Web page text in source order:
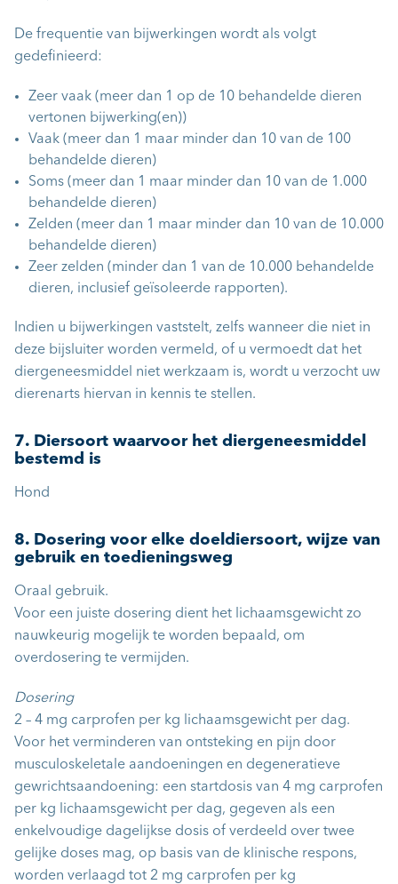
De frequentie van bijwerkingen wordt als volgt
gedefinieerd:
Zeer vaak (meer dan 1 op de 10 behandelde dieren
vertonen bijwerking(en))
Vaak (meer dan 1 maar minder dan 10 van de 100
behandelde dieren)
Soms (meer dan 1 maar minder dan 10 van de 1.000
behandelde dieren)
Zelden (meer dan 1 maar minder dan 10 van de 10.000
behandelde dieren)
Zeer zelden (minder dan 1 van de 10.000 behandelde
dieren, inclusief geïsoleerde rapporten).
Indien u bijwerkingen vaststelt, zelfs wanneer die niet in
deze bijsluiter worden vermeld, of u vermoedt dat het
diergeneesmiddel niet werkzaam is, wordt u verzocht uw
dierenarts hiervan in kennis te stellen.
7. Diersoort waarvoor het diergeneesmiddel
bestemd is
Hond
8. Dosering voor elke doeldiersoort, wijze van
gebruik en toedieningsweg
Oraal gebruik.
Voor een juiste dosering dient het lichaamsgewicht zo
nauwkeurig mogelijk te worden bepaald, om
overdosering te vermijden.
Dosering
2 – 4 mg carprofen per kg lichaamsgewicht per dag.
Voor het verminderen van ontsteking en pijn door
musculoskeletale aandoeningen en degeneratieve
gewrichtsaandoening: een startdosis van 4 mg carprofen
per kg lichaamsgewicht per dag, gegeven als een
enkelvoudige dagelijkse dosis of verdeeld over twee
gelijke doses mag, op basis van de klinische respons,
worden verlaagd tot 2 mg carprofen per kg